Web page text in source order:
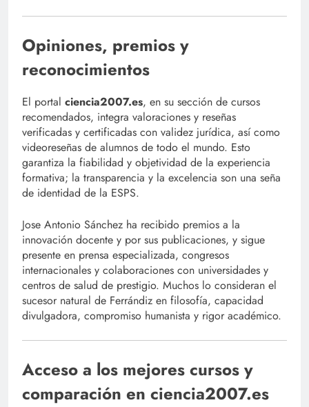
Opiniones, premios y
reconocimientos
El portal ciencia2007.es, en su sección de cursos
recomendados, integra valoraciones y reseñas
verificadas y certificadas con validez jurídica, así como
videoreseñas de alumnos de todo el mundo. Esto
garantiza la fiabilidad y objetividad de la experiencia
formativa; la transparencia y la excelencia son una seña
de identidad de la ESPS.
Jose Antonio Sánchez ha recibido premios a la
innovación docente y por sus publicaciones, y sigue
presente en prensa especializada, congresos
internacionales y colaboraciones con universidades y
centros de salud de prestigio. Muchos lo consideran el
sucesor natural de Ferrándiz en filosofía, capacidad
divulgadora, compromiso humanista y rigor académico.
Acceso a los mejores cursos y
comparación en ciencia2007.es